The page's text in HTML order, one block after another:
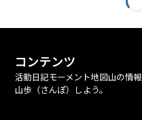
コンテンツ
活動日記モーメント地図山の情報
山歩（さんぽ）しよう。